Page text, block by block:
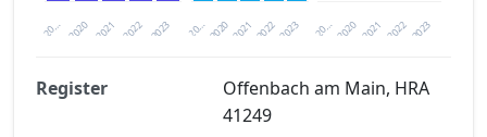
20… 2021 2023
2020 2022 20… 2021 2023
2020 2022 20… 2021 2023
2020 2022
Finanzkennzahlen nach kostenloser
Register
Offenbach am Main, HRA
41249